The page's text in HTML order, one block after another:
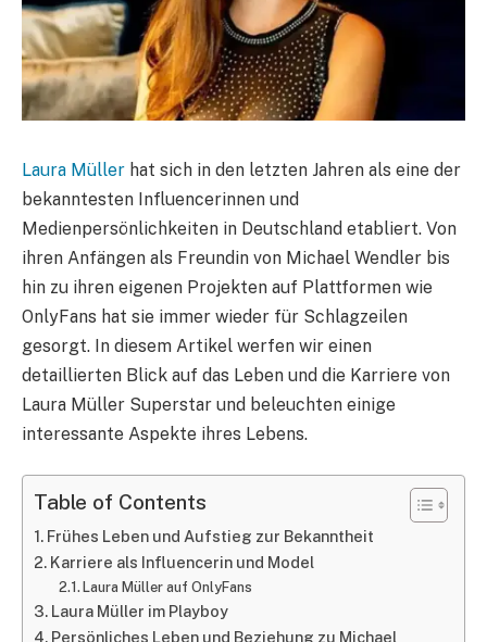
Laura Müller hat sich in den letzten Jahren als eine der
bekanntesten Influencerinnen und
Medienpersönlichkeiten in Deutschland etabliert. Von
ihren Anfängen als Freundin von Michael Wendler bis
hin zu ihren eigenen Projekten auf Plattformen wie
OnlyFans hat sie immer wieder für Schlagzeilen
gesorgt. In diesem Artikel werfen wir einen
detaillierten Blick auf das Leben und die Karriere von
Laura Müller Superstar und beleuchten einige
interessante Aspekte ihres Lebens.
Table of Contents
Frühes Leben und Aufstieg zur Bekanntheit
Karriere als Influencerin und Model
Laura Müller auf OnlyFans
Laura Müller im Playboy
Persönliches Leben und Beziehung zu Michael